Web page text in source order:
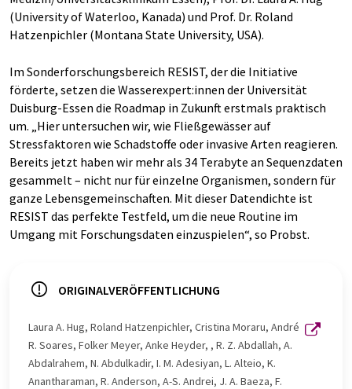
(University of Waterloo, Kanada) und Prof. Dr. Roland
Hatzenpichler (Montana State University, USA).
Im Sonderforschungsbereich RESIST, der die Initiative
förderte, setzen die Wasserexpert:innen der Universität
Duisburg-Essen die Roadmap in Zukunft erstmals praktisch
um. „Hier untersuchen wir, wie Fließgewässer auf
Stressfaktoren wie Schadstoffe oder invasive Arten reagieren.
Bereits jetzt haben wir mehr als 34 Terabyte an Sequenzdaten
gesammelt – nicht nur für einzelne Organismen, sondern für
ganze Lebensgemeinschaften. Mit dieser Datendichte ist
RESIST das perfekte Testfeld, um die neue Routine im
Umgang mit Forschungsdaten einzuspielen“, so Probst.
ORIGINALVERÖFFENTLICHUNG
Laura A. Hug, Roland Hatzenpichler, Cristina Moraru, André
R. Soares, Folker Meyer, Anke Heyder, , R. Z. Abdallah, A.
Abdalrahem, N. Abdulkadir, I. M. Adesiyan, L. Alteio, K.
Anantharaman, R. Anderson, A-S. Andrei, J. A. Baeza, F.